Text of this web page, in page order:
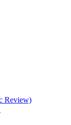
Review)